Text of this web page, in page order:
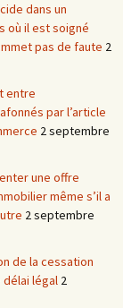
dans un
où il est soigné
pas de faute 2
entre
par l’article
2 septembre
une offre
même s’il a
2 septembre
de la cessation
légal 2